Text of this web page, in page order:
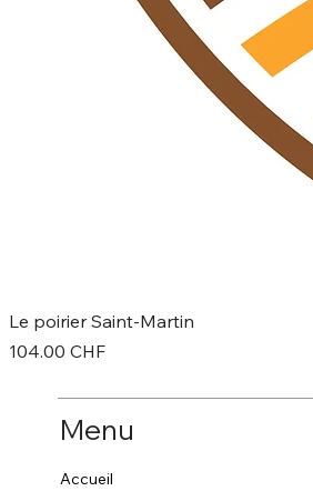
Le poirier Saint-Martin
Prix
104.00 CHF
Menu
Accueil